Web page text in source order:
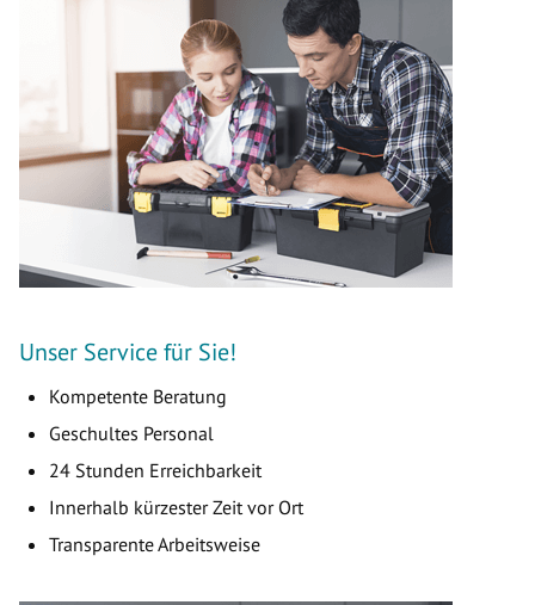
Unser Service für Sie!
Kompetente Beratung
Geschultes Personal
24 Stunden Erreichbarkeit
Innerhalb kürzester Zeit vor Ort
Transparente Arbeitsweise